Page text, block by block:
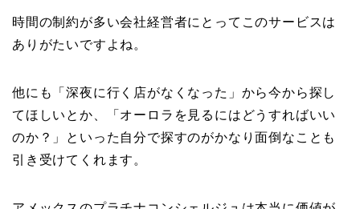
時間の制約が多い会社経営者にとってこのサービスは
ありがたいですよね。
他にも「深夜に行く店がなくなった」から今から探し
てほしいとか、「オーロラを見るにはどうすればいい
のか？」といった自分で探すのがかなり面倒なことも
引き受けてくれます。